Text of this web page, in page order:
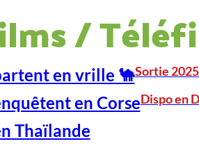
/
en vrille 🐪Sortie
en CorseDispo en
Thaïlande